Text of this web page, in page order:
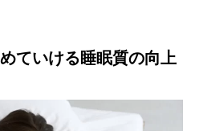
ていける睡眠質の向上